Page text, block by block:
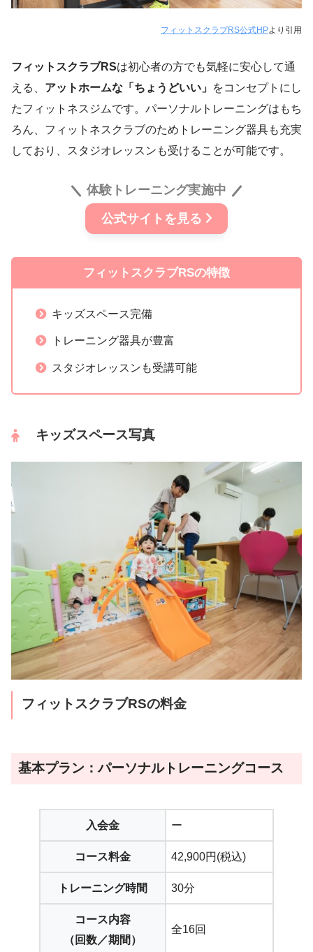
フィットスクラブRS公式HPより引用
フィットスクラブRSは初心者の方でも気軽に安心して通
える、 アットホームな「ちょうどいい」 をコンセプトにし
たフィットネスジムです。パーソナルトレーニングはもち
ろん、フィットネスクラブのためトレーニング器具も充実
しており、スタジオレッスンも受けることが可能です。
体験トレーニング実施中
公式サイトを見る
フィットスクラブRSの特徴
キッズスペース完備
トレーニング器具が豊富
スタジオレッスンも受講可能
キッズスペース写真
フィットスクラブRSの料金
基本プラン：パーソナルトレーニングコース
入会金 ー
コース料金 42,900円(税込)
トレーニング時間 30分
コース内容
（回数／期間）
全16回